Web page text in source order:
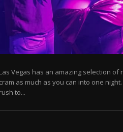
Las Vegas has an amazing selection
cram as much as you can into one
rush to...